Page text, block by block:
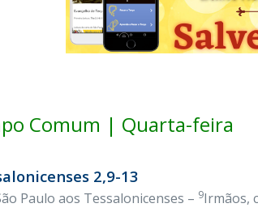
Comum | Quarta-feira
2,9-13
Paulo aos Tessalonicenses – 9Irmãos,